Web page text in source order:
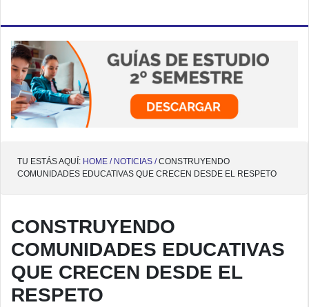
TU ESTÁS AQUÍ: HOME / NOTICIAS / CONSTRUYENDO
COMUNIDADES EDUCATIVAS QUE CRECEN DESDE EL RESPETO
CONSTRUYENDO
COMUNIDADES EDUCATIVAS
QUE CRECEN DESDE EL
RESPETO